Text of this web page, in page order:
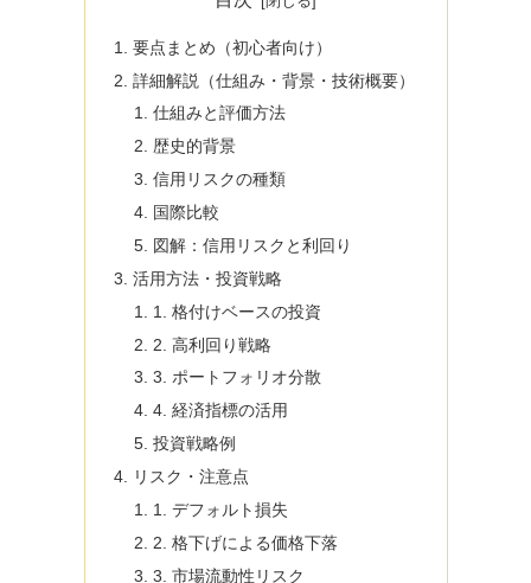
要点まとめ（初心者向け）
詳細解説（仕組み・背景・技術概要）
仕組みと評価方法
歴史的背景
信用リスクの種類
国際比較
図解：信用リスクと利回り
活用方法・投資戦略
1. 格付けベースの投資
2. 高利回り戦略
3. ポートフォリオ分散
4. 経済指標の活用
投資戦略例
リスク・注意点
1. デフォルト損失
2. 格下げによる価格下落
3. 市場流動性リスク